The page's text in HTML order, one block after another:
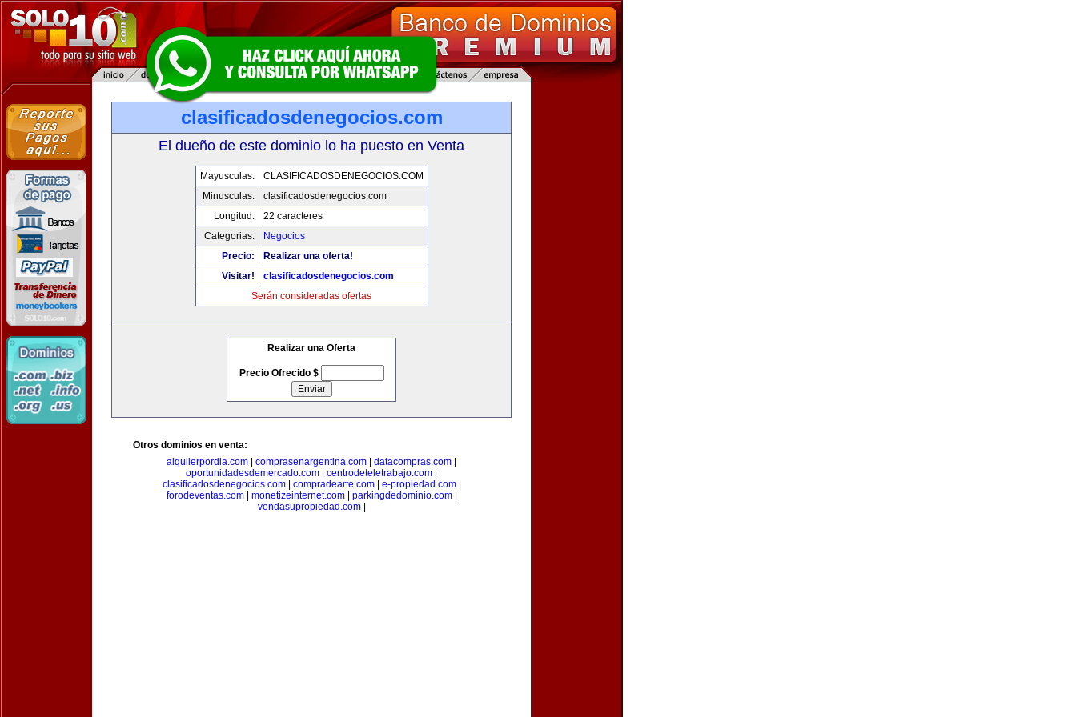
clasificadosdenegocios.com
El dueño de este dominio lo ha puesto en Venta
Mayusculas:
CLASIFICADOSDENEGOCIOS.COM
Minusculas:
clasificadosdenegocios.com
Longitud:
22 caracteres
Categorias:
Negocios
Precio:
Realizar una oferta!
Visitar!
clasificadosdenegocios.com
Serán consideradas ofertas
Realizar una Oferta
Precio Ofrecido $
Otros dominios en venta:
alquilerpordia.com
comprasenargentina.com datacompras.com
oportunidadesdemercado.com
centrodeteletrabajo.com
clasificadosdenegocios.com| compradearte.com| e-propiedad.com|
forodeventas.com| monetizeinternet.com| parkingdedominio.com|
vendasupropiedad.com|